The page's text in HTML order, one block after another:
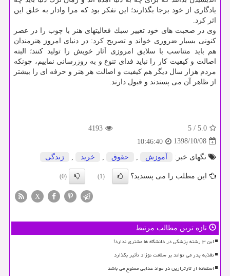
یادگاری از خود برجا بگذارند؛ این تفكر بود كه مرا وادار به خلق این
اثر كرد.
وی در صحبت های خود تغییر سبك فعالیتهای هنر با چوب را در عصر
كنونی بسیار ضروری خواند و تصریح كرد: در دنیای امروز هنرمندان
هم باید متناسب با سلایق امروزی آثار خویش را تولید كنند؛ البته
اصالت و كیفیت كار را نباید فدای تنوع و به روزرسانی نماییم، چونكه
مردم هزار سال دیگر هم كیفیت و اصالت هر هنر و حرفه ای را بیشتر
از ظاهر آن می پسندند و قبول دارند.
5.0
/
5
4193
1398/10/08
10:46:40
تگهای خبر:
آموزش , حقوق , خرید , زندگی
این مطلب را می پسندید؟ (1)
(0)
X
تازه ترین مطالب مرتبط
این ۳ رشته پزشکی در دانشگاه ها مشتری ندارد!
تغذیه پدر می تواند بر سلامت نوزاد تأثیر بگذارد
استفاده از تارترازین در مواد غذایی ممنوع می باشد